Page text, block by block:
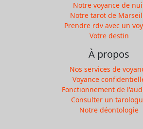
Notre voyance de
Notre tarot de
Prendre rdv avec un
Votre destin
À propos
Nos services de
Voyance
Fonctionnement de
Consulter un
Notre déontologie